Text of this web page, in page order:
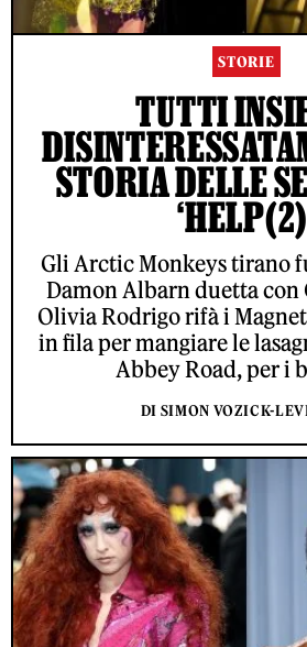
STORIE
TUTTI
STORIA DELLE
Gli Arctic Monkeys tirano
Damon Albarn duetta con
Olivia Rodrigo rifà i
in fila per mangiare le
Abbey Road, per i
DI SIMON VOZICK-